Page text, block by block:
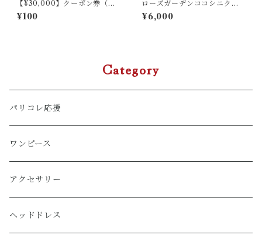
【¥30,000】クーポン券（サ
イト統合記念キャンペーン）
¥100
ローズガーデンココシニクカ
チューシャ
¥6,000
Category
パリコレ応援
ワンピース
アクセサリー
ヘッドドレス